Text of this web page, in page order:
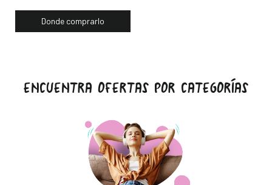
Donde comprarlo
ENCUENTRA OFERTAS POR CATEGORÍAS